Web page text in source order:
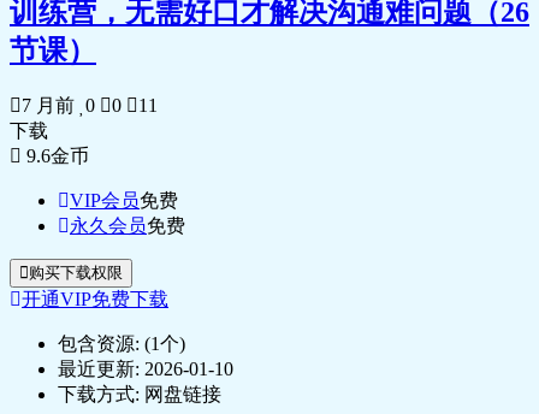
训练营，无需好口才解决沟通难问题（26
节课）
7 月前 0 0
11
下载
9.6金币
VIP会员免费
永久会员免费
购买下载权限
开通VIP免费下载
包含资源: (1个)
最近更新: 2026-01-10
下载方式: 网盘链接